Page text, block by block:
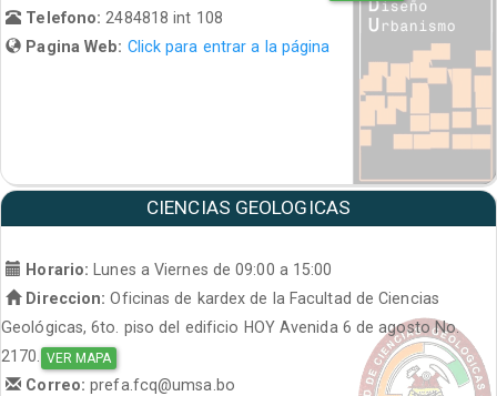
Telefono: 2484818 int 108
Pagina Web: Click para entrar a la página
CIENCIAS GEOLOGICAS
Horario: Lunes a Viernes de 09:00 a 15:00
Direccion: Oficinas de kardex de la Facultad de Ciencias
Geológicas, 6to. piso del edificio HOY Avenida 6 de agosto No.
2170. VER MAPA
Correo:prefa.fcq@umsa.bo